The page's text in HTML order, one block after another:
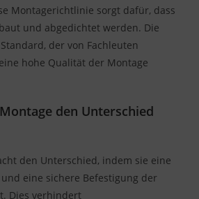
Montagerichtlinie sorgt dafür, dass
und abgedichtet werden. Die
der von Fachleuten
hohe Qualität der Montage
den Unterschied
den Unterschied, indem sie eine
und eine sichere Befestigung der
Dies verhindert